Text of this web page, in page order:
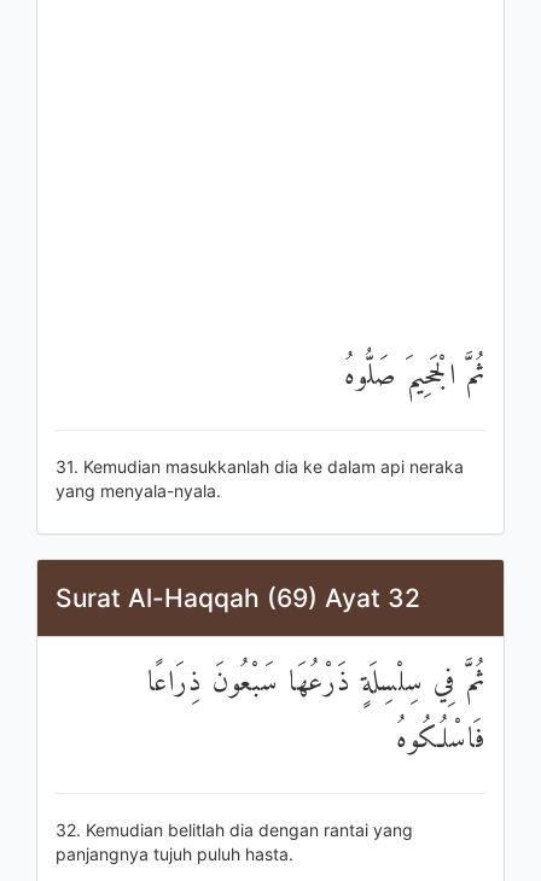
ثُمَّ الْجَحِيمَ صَلُّوهُ
31. Kemudian masukkanlah dia ke dalam api neraka
yang menyala-nyala.
Surat Al-Haqqah (69) Ayat 32
ثُمَّ فِي سِلْسِلَةٍ ذَرْعُهَا سَبْعُونَ ذِرَاعًا
فَاسْلُكُوهُ
32. Kemudian belitlah dia dengan rantai yang
panjangnya tujuh puluh hasta.